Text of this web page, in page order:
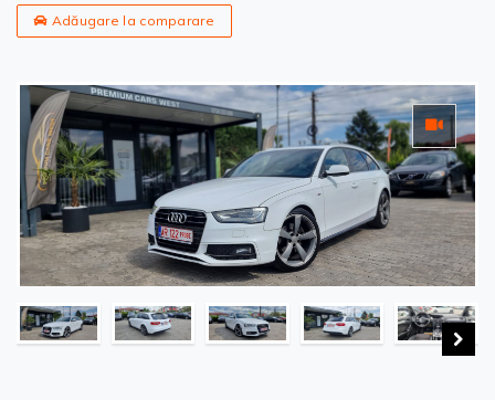
Adăugare la comparare